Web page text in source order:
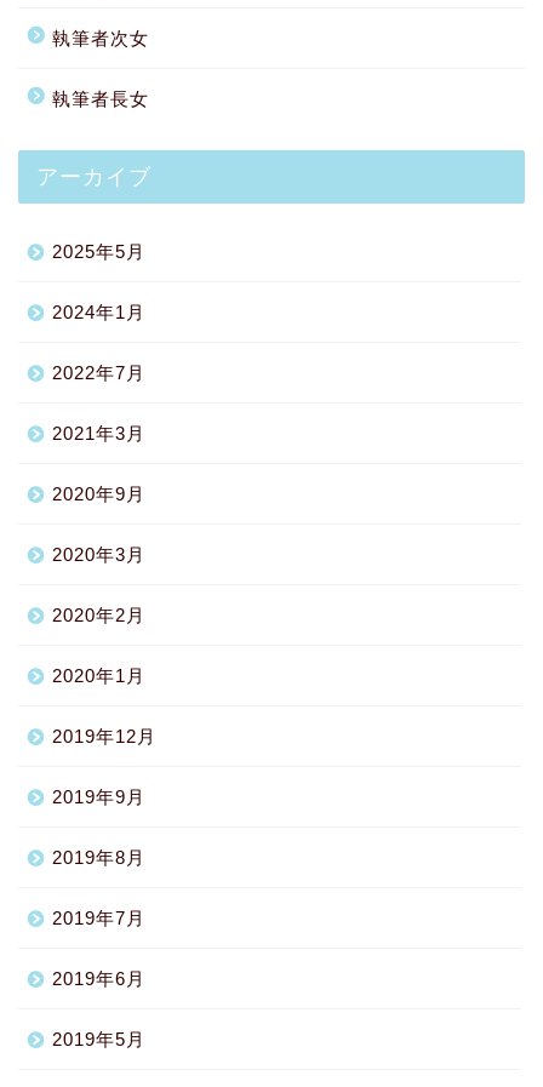
執筆者次女
執筆者長女
アーカイブ
2025年5月
2024年1月
2022年7月
2021年3月
2020年9月
2020年3月
2020年2月
2020年1月
2019年12月
2019年9月
2019年8月
2019年7月
2019年6月
2019年5月